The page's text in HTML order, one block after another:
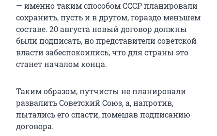
— именно таким способом СССР планировали
сохранить, пусть и в другом, гораздо меньшем
составе. 20 августа новый договор должны
были подписать, но представители советской
власти забеспокоились, что для страны это
станет началом конца.
Таким образом, путчисты не планировали
развалить Советский Союз, а, напротив,
пытались его спасти, помешав подписанию
договора.